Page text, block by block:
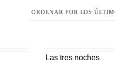
Las tres noches